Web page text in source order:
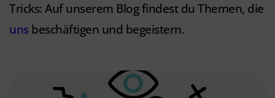
Tricks: Auf unserem Blog findest du Themen, die
uns beschäftigen und begeistern.